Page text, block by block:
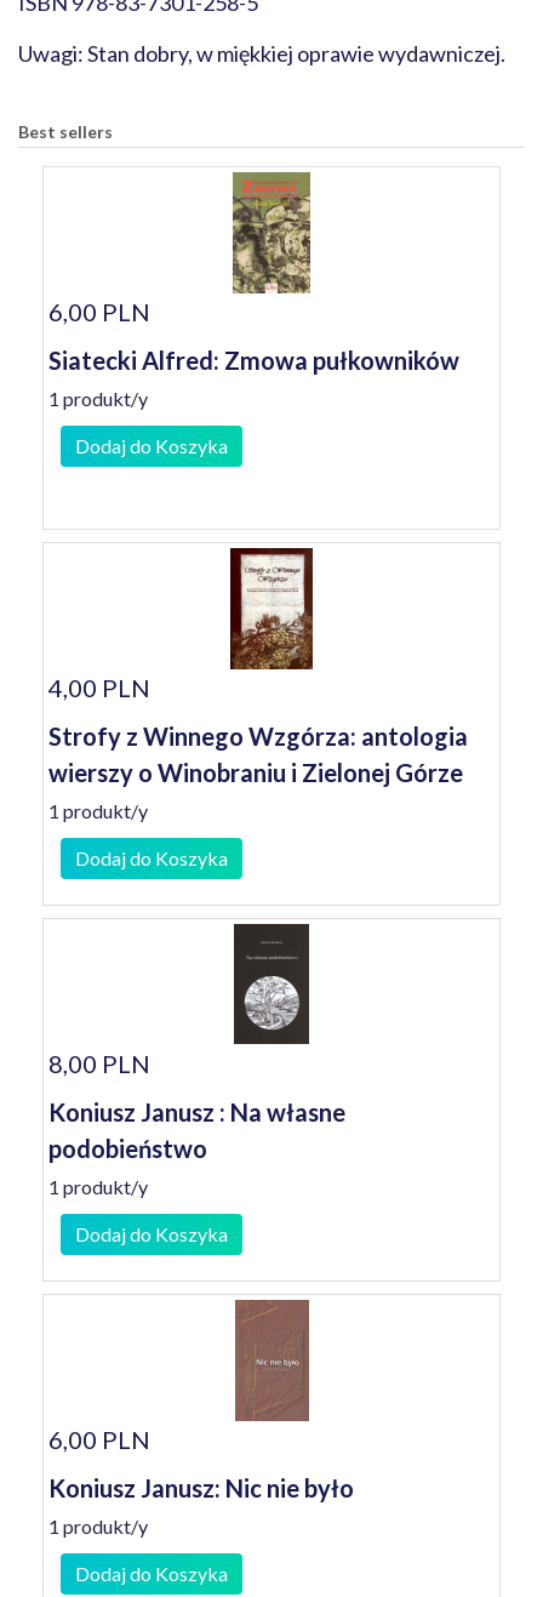
Uwagi: Stan dobry, w miękkiej oprawie wydawniczej.
Best sellers
6,00 PLN
Siatecki Alfred: Zmowa pułkowników
1 produkt/y
Dodaj do Koszyka
4,00 PLN
Strofy z Winnego Wzgórza: antologia
wierszy o Winobraniu i Zielonej Górze
1 produkt/y
Dodaj do Koszyka
8,00 PLN
Koniusz Janusz : Na własne
podobieństwo
1 produkt/y
Dodaj do Koszyka
6,00 PLN
Koniusz Janusz: Nic nie było
1 produkt/y
Dodaj do Koszyka